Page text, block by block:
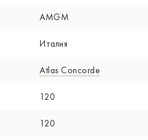
AMGM
Италия
Atlas Concorde
120
120